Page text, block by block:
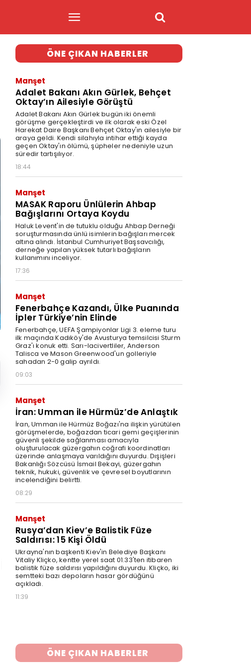
ÖNE ÇIKAN HABERLER
Manşet
Adalet Bakanı Akın Gürlek, Behçet
Oktay’ın Ailesiyle Görüştü
Adalet Bakanı Akın Gürlek bugün iki önemli
görüşme gerçekleştirdi ve ilk olarak eski Özel
Harekat Daire Başkanı Behçet Oktay'ın ailesiyle bir
araya geldi. Kendi silahıyla intihar ettiği kayda
geçen Oktay'ın ölümü, şüpheler nedeniyle uzun
süredir tartışılıyor.
18:44
Manşet
MASAK Raporu Ünlülerin Ahbap
Bağışlarını Ortaya Koydu
Haluk Levent'in de tutuklu olduğu Ahbap Derneği
soruşturmasında ünlü isimlerin bağışları mercek
altına alındı. İstanbul Cumhuriyet Başsavcılığı,
derneğe yapılan yüksek tutarlı bağışların
kullanımını inceliyor.
17:36
Manşet
Fenerbahçe Kazandı, Ülke Puanında
İpler Türkiye’nin Elinde
Fenerbahçe, UEFA Şampiyonlar Ligi 3. eleme turu
ilk maçında Kadıköy'de Avusturya temsilcisi Sturm
Graz'ı konuk etti. Sarı-lacivertliler, Anderson
Talisca ve Mason Greenwood'un golleriyle
sahadan 2-0 galip ayrıldı.
09:03
Manşet
İran: Umman ile Hürmüz’de Anlaştık
İran, Umman ile Hürmüz Boğazı'na ilişkin yürütülen
görüşmelerde, boğazdan ticari gemi geçişlerinin
güvenli şekilde sağlanması amacıyla
oluşturulacak güzergahın coğrafi koordinatları
üzerinde anlaşmaya varıldığını duyurdu. Dışişleri
Bakanlığı Sözcüsü İsmail Bekayi, güzergahın
teknik, hukuki, güvenlik ve çevresel boyutlarının
incelendiğini belirtti.
08:29
Manşet
Rusya’dan Kiev’e Balistik Füze
Saldırısı: 15 Kişi Öldü
Ukrayna'nın başkenti Kiev'in Belediye Başkanı
Vitaliy Kliçko, kentte yerel saat 01.33'ten itibaren
balistik füze saldırısı yapıldığını duyurdu. Kliçko, iki
semtteki bazı depoların hasar gördüğünü
açıkladı.
11:39